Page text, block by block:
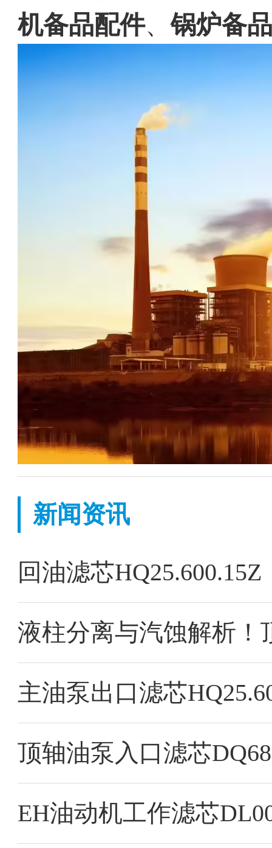
机备品配件、锅炉备
新闻资讯
回油滤芯
主油泵出口滤芯
顶轴油泵入口滤芯